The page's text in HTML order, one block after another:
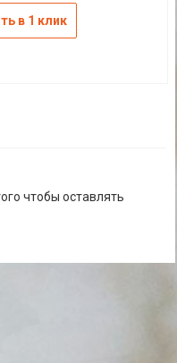
в 1 клик
чтобы оставлять